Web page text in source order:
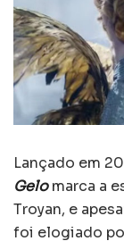
Lançado em
Gelomarca a
Troyan, e
foi elogiado